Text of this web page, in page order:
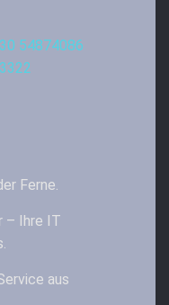
54874086
Ferne.
– Ihre IT
aus